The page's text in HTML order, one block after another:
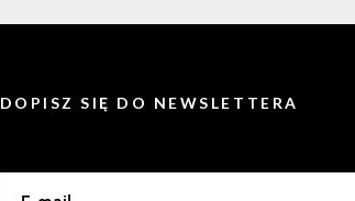
DOPISZ SIĘ DO NEWSLETTERA